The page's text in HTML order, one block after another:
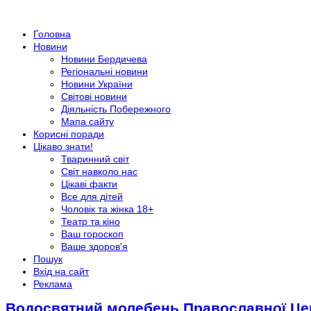
Головна
Новини
Новини Бердичева
Регіональні новини
Новини України
Світові новини
Діяльність Побережного
Мапа сайту
Корисні поради
Цікаво знати!
Тваринний світ
Світ навколо нас
Цікаві факти
Все для дітей
Чоловік та жінка 18+
Театр та кіно
Ваш гороскоп
Ваше здоров'я
Пошук
Вхід на сайт
Реклама